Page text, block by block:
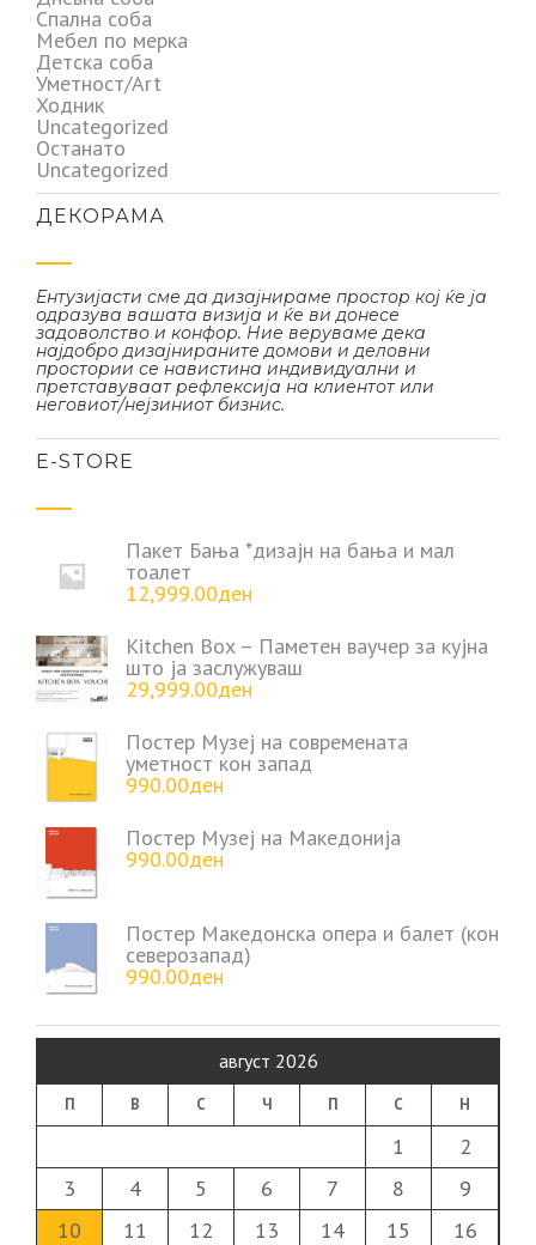
Спална соба
Мебел по мерка
Детска соба
Уметност/Art
Ходник
Uncategorized
Останато
Uncategorized
ДЕКОРАМА
Ентузијасти сме да дизајнираме простор кој ќе ја
одразува вашата визија и ќе ви донесе
задоволство и конфор. Ние веруваме дека
најдобро дизајнираните домови и деловни
простории се навистина индивидуални и
претставуваат рефлексија на клиентот или
неговиот/нејзиниот бизнис.
Е-STORE
Пакет Бања *дизајн на бања и мал
тоалет
12,999.00ден
Kitchen Box – Паметен ваучер за кујна
што ја заслужуваш
29,999.00ден
Постер Музеј на современата
уметност кон запад
990.00ден
Постер Музеј на Македонија
990.00ден
Постер Македонска опера и балет (кон
северозапад)
990.00ден
август 2026
П В С Ч П С Н
1
2
3
4 5 6 7 8
9
10
11 12 13 14 15
16